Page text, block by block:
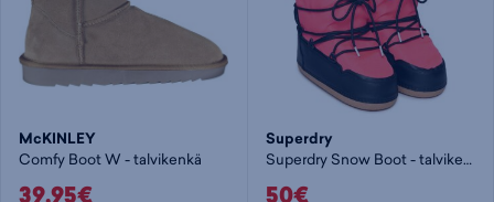
McKINLEY
Comfy Boot W - talvikenkä
39,95€
Superdry
Superdry Snow Boot - talvikenkä
50€